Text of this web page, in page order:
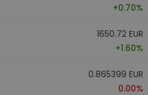
+0.70%
1650.72 EUR
+1.60%
0.865399 EUR
0.00%